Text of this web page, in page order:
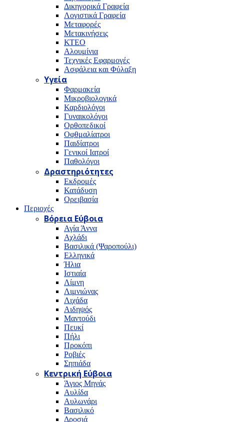
Δικηγορικά Γραφεία
Λογιστικά Γραφεία
Μεταφορές
Μετακινήσεις
ΚΤΕΟ
Αλουμίνια
Τεχνικές Εφαρμογές
Ασφάλεια και Φύλαξη
Υγεία
Φαρμακεία
Μικροβιολογικά
Καρδιολόγοι
Γυναικολόγοι
Ορθοπεδικοί
Οφθμαλίατροι
Παιδίατροι
Γενικοί Ιατροί
Παθολόγοι
Δραστηριότητες
Εκδρομές
Κατάδυση
Ορειβασία
Περιοχές
Βόρεια Εύβοια
Αγία Άννα
Αχλάδι
Βασιλικά (Ψαροπούλι)
Ελληνικά
Ήλια
Ιστιαία
Λίμνη
Λιμνιώνας
Λιχάδα
Αιδηψός
Μαντούδι
Πευκί
Πήλι
Προκόπι
Ροβιές
Σηπιάδα
Κεντρική Εύβοια
Άγιος Μηνάς
Αυλίδα
Αυλωνάρι
Βασιλικό
Δροσιά